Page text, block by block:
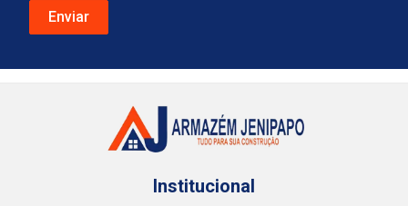
Institucional